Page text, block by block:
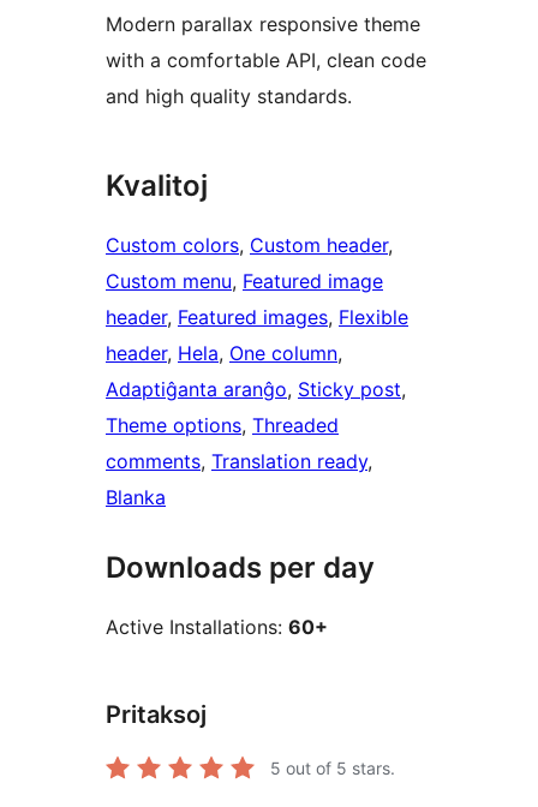
Modern parallax responsive theme
with a comfortable API, clean code
and high quality standards.
Kvalitoj
Custom colors, Custom header
Custom menu, Featured image
header, Featured images, Flexible
header, Hela, One column
Adaptiĝanta aranĝo, Sticky post
Theme options, Threaded
comments, Translation ready
Blanka
Downloads per day
Active Installations: 60+
Pritaksoj
5 out of 5 stars.